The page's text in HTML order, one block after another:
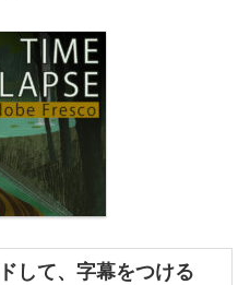
して、字幕をつける